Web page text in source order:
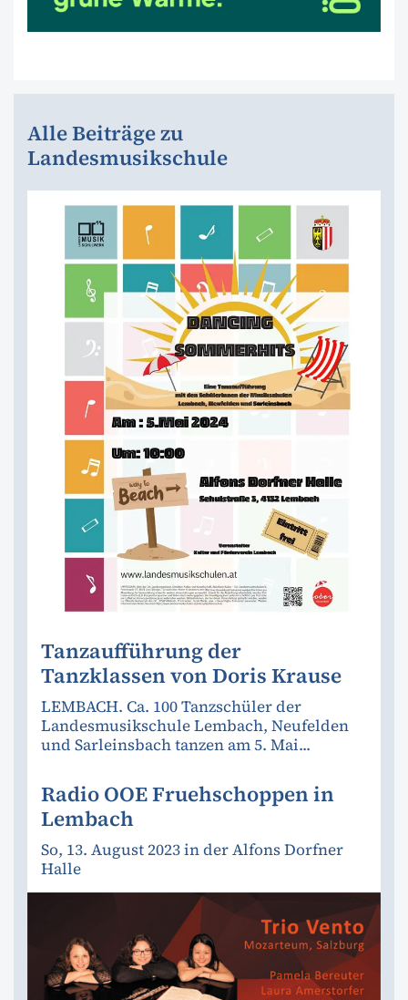
Alle Beiträge zu
Landesmusikschule
Tanzaufführung der
Tanzklassen von Doris Krause
LEMBACH. Ca. 100 Tanzschüler der
Landesmusikschule Lembach, Neufelden
und Sarleinsbach tanzen am 5. Mai...
Radio OOE Fruehschoppen in
Lembach
So, 13. August 2023 in der Alfons Dorfner
Halle